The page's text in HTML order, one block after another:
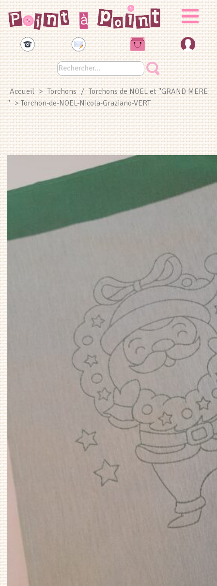
Accueil > Torchons / Torchons de NOEL et ''GRAND MERE
'' > Torchon-de-NOEL-Nicola-Graziano-VERT
Panneau de gestion des cookies